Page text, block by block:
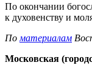
По окончании
к духовенству и
По материалам
Московская